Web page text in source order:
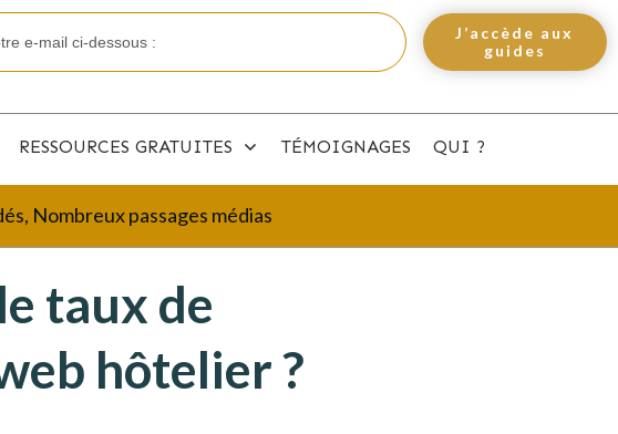
J’accède aux
guides
RESSOURCES GRATUITES TÉMOIGNAGES QUI ?
Nombreux passages médias
taux de
hôtelier ?